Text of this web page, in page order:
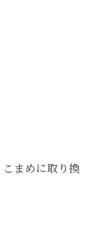
まめに取り換